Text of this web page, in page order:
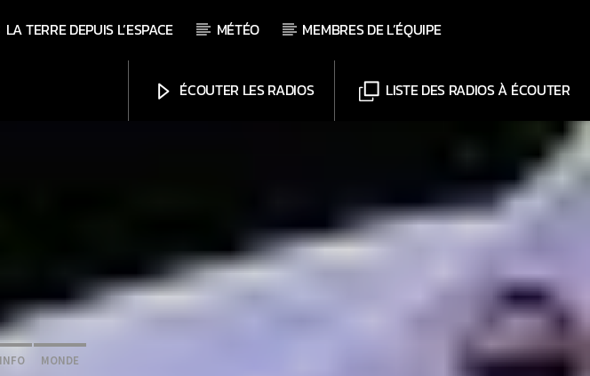
LA TERRE DEPUIS L’ESPACE MÉTÉO MEMBRES DE L’ÉQUIPE
LISTE DES RADIOS À ÉCOUTER
ÉCOUTER LES RADIOS
MONDE